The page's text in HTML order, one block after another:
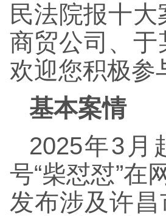
民法院报十
商贸公司、于
欢迎您积极参
基本案情
2025年3月
号“柴怼怼”在
发布涉及许